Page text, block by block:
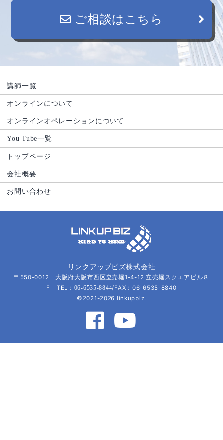
ご相談はこちら
講師一覧
オンラインについて
オンラインオペレーションについて
You Tube一覧
トップページ
会社概要
お問い合わせ
リンクアップビズ株式会社
〒550-0012 大阪府大阪市西区立売堀1-4-12 立売堀スクエアビル８
F TEL： 06-6535-8844/FAX：06-6535-8840
©2021-2026 linkupbiz.